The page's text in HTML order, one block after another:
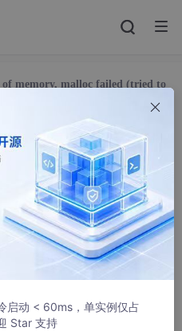
memory, malloc failed (tried to
failed (tried to allo
bytes)解决
22:00:25
(tried to allocate 5242880
启动 < 60ms，单实例仅占
Star 支持